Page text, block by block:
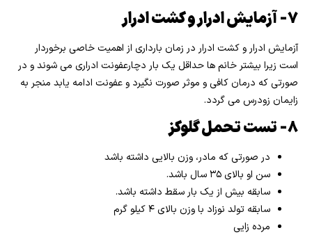
۷- آزمایش ادرار و کشت ادرار
آزمایش ادرار و کشت ادرار در زمان بارداری از اهمیت خاصی برخوردار
است زیرا بیشتر خانم ها حداقل یک بار دچارعفونت ادراری می شوند و در
صورتی که درمان کافی و موثر صورت نگیرد و عفونت ادامه یابد منجر به
زایمان زودرس می گردد.
۸- تست تحمل گلوکز
در صورتی که مادر، وزن بالایی داشته باشد
سن او بالای ۳۵ سال باشد.
سابقه بیش از یک بار سقط داشته باشد.
سابقه تولد نوزاد با وزن بالای ۴ کیلو گرم
مرده زایی